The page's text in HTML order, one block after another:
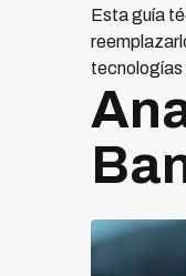
Esta guía
tecnologías